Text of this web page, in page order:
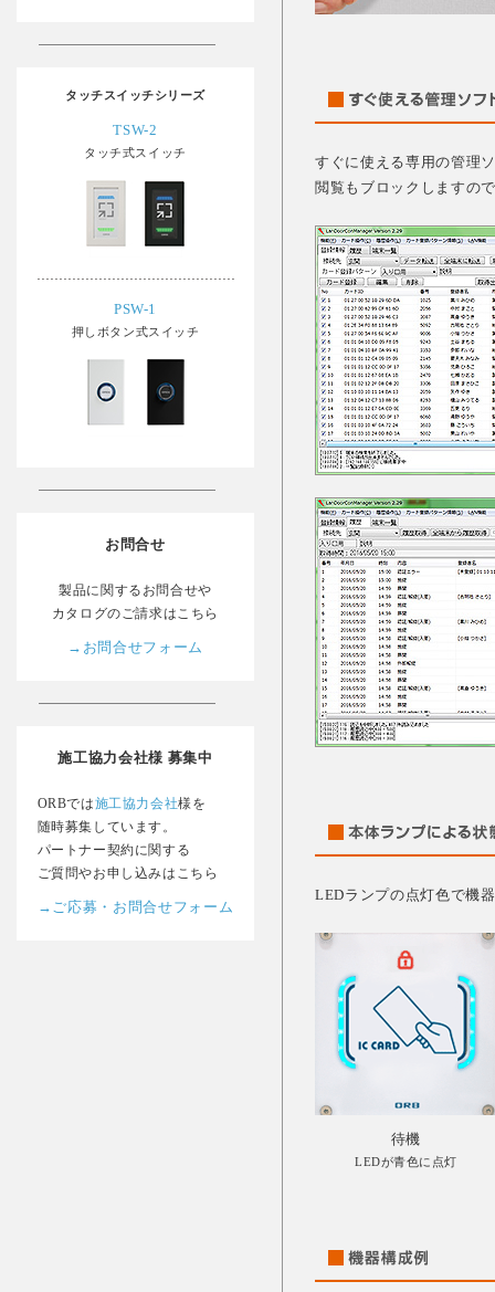
タッチスイッチシリーズ
TSW-2
タッチ式スイッチ
PSW-1
押しボタン式スイッチ
お問合せ
製品に関するお問合せや
カタログのご請求はこちら
→お問合せフォーム
施工協力会社様 募集中
ORBでは施工協力会社様を
随時募集しています。
パートナー契約に関する
ご質問やお申し込みはこちら
→ご応募・お問合せフォーム
すぐに使える専用の管理
閲覧もブロックしますの
LEDランプの点灯色で機
待機
LEDが青色に点灯